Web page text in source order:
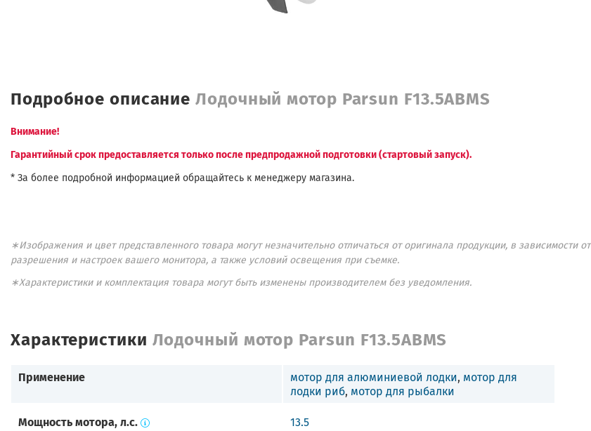
Подробное описаниеЛодочный мотор Parsun F13.5ABMS
Внимание!
Гарантийный срок предоставляется только после предпродажной подготовки (стартовый запуск).
* За более подробной информацией обращайтесь к менеджеру магазина.
∗Изображения и цвет представленного товара могут незначительно отличаться от оригинала продукции, в зависимости от
разрешения и настроек вашего монитора, а также условий освещения при съемке.
∗Характеристики и комплектация товара могут быть изменены производителем без уведомления.
Характеристики Лодочный мотор Parsun F13.5ABMS
Применение мотор для алюминиевой лодки, мотор для
лодки риб, мотор для рыбалки
Мощность мотора, л.с. 13.5